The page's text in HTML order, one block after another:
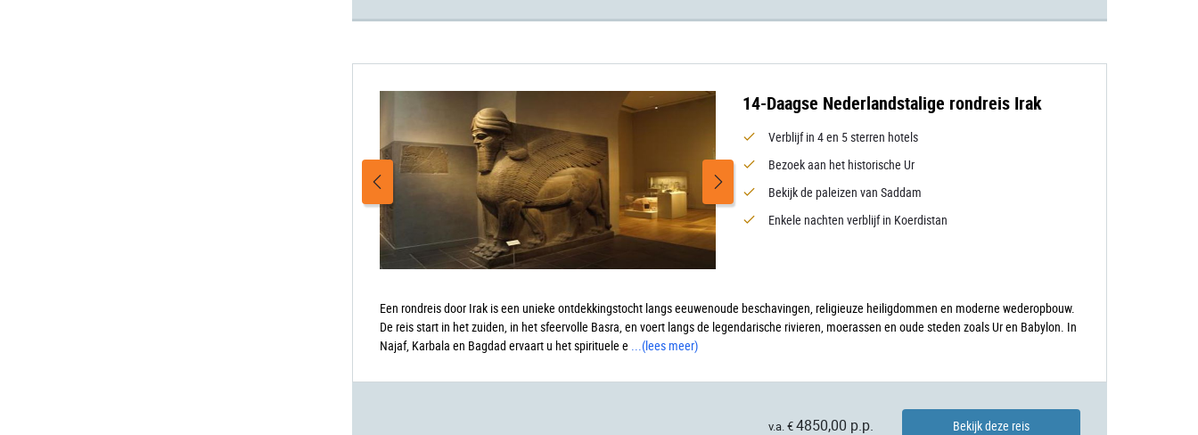
14-Daagse Nederlandstalige rondreis Irak
Verblijf in 4 en 5 sterren hotels
Bezoek aan het historische Ur
Bekijk de paleizen van Saddam
Enkele nachten verblijf in Koerdistan
Een rondreis door Irak is een unieke ontdekkingstocht langs eeuwenoude beschavingen, religieuze heiligdommen en moderne wederopbouw.
De reis start in het zuiden, in het sfeervolle Basra, en voert langs de legendarische rivieren, moerassen en oude steden zoals Ur en Babylon. In
Najaf, Karbala en Bagdad ervaart u het spirituele e ...(lees meer)
v.a. € 4850,00 p.p. Bekijk deze reis